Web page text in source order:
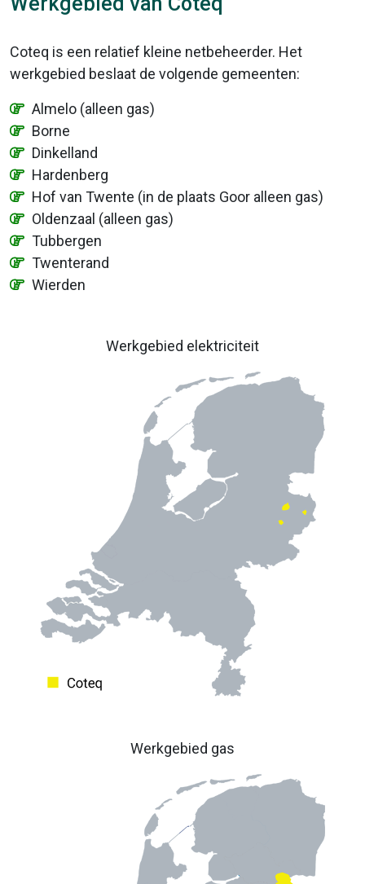
Coteq is een relatief kleine netbeheerder. Het
werkgebied beslaat de volgende gemeenten:
Almelo (alleen gas)
Borne
Dinkelland
Hardenberg
Hof van Twente (in de plaats Goor alleen gas)
Oldenzaal (alleen gas)
Tubbergen
Twenterand
Wierden
Werkgebied elektriciteit
Werkgebied gas